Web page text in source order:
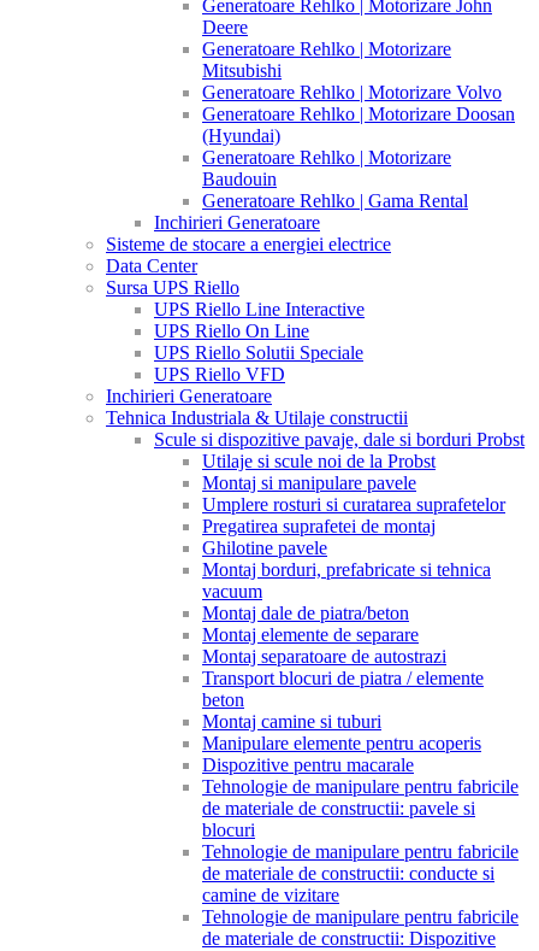
Generatoare Rehlko | Motorizare John
Deere
Generatoare Rehlko | Motorizare
Mitsubishi
Generatoare Rehlko | Motorizare Volvo
Generatoare Rehlko | Motorizare Doosan
(Hyundai)
Generatoare Rehlko | Motorizare
Baudouin
Generatoare Rehlko | Gama Rental
Inchirieri Generatoare
Sisteme de stocare a energiei electrice
Data Center
Sursa UPS Riello
UPS Riello Line Interactive
UPS Riello On Line
UPS Riello Solutii Speciale
UPS Riello VFD
Inchirieri Generatoare
Tehnica Industriala & Utilaje constructii
Scule si dispozitive pavaje, dale si borduri Probst
Utilaje si scule noi de la Probst
Montaj si manipulare pavele
Umplere rosturi si curatarea suprafetelor
Pregatirea suprafetei de montaj
Ghilotine pavele
Montaj borduri, prefabricate si tehnica
vacuum
Montaj dale de piatra/beton
Montaj elemente de separare
Montaj separatoare de autostrazi
Transport blocuri de piatra / elemente
beton
Montaj camine si tuburi
Manipulare elemente pentru acoperis
Dispozitive pentru macarale
Tehnologie de manipulare pentru fabricile
de materiale de constructii: pavele si
blocuri
Tehnologie de manipulare pentru fabricile
de materiale de constructii: conducte si
camine de vizitare
Tehnologie de manipulare pentru fabricile
de materiale de constructii: Dispozitive